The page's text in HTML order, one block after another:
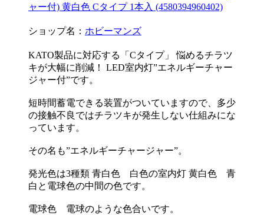
ャー付) 黄白色 Cタイプ 1本入 (4580394960402)
ショップ名： ホビーマンズ
KATO製品に対応する「Cタイプ」 悩めるチラツ
キが大幅に削減！ LED室内灯”エネルギーチャー
ジャー付”です。
短時間蓄電できる装置がついていますので、多少
の接触不良ではチラツキが発生しない仕組みにな
っています。
その名も”エネルギーチャージャー”。
発光色は3種類 青白色 白色の室内灯 黄白色 青
白と電球色の中間の色です。
電球色 電球のような色合いです。